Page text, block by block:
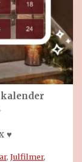
♥️
, Julfilmer,